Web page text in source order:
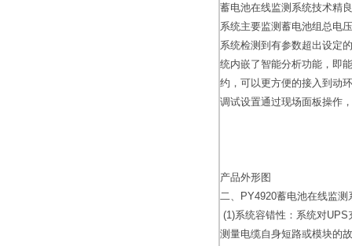
蓄电池在线监测系统技术精
系统主要监测蓄电池组总电
系统检测到有参数超出设定
统内嵌了智能分析功能，即
约，可以更方便的接入到动
调试设置通过现场面板操作
产品外形图
二、PY4920蓄电池在线监测
(1)系统容错性：系统对
测量电缆自身短路或模块的